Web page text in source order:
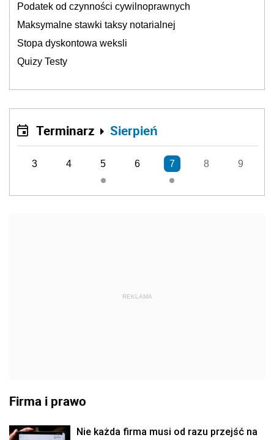
Podatek od czynności cywilnoprawnych
Maksymalne stawki taksy notarialnej
Stopa dyskontowa weksli
Quizy Testy
Terminarz Sierpień
3 4 5 6 7 8 9
REKLAMA
Firma i prawo
Nie każda firma musi od razu przejść na